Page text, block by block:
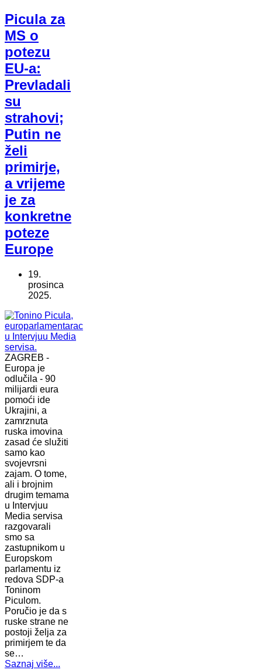
Picula za
MS o
potezu
EU-a:
Prevladali
su
strahovi;
Putin ne
želi
primirje,
a vrijeme
je za
konkretne
poteze
Europe
19.
prosinca
2025.
ZAGREB -
Europa je
odlučila - 90
milijardi eura
pomoći ide
Ukrajini, a
zamrznuta
ruska imovina
zasad će služiti
samo kao
svojevrsni
zajam. O tome,
ali i brojnim
drugim temama
u Intervjuu
Media servisa
razgovarali
smo sa
zastupnikom u
Europskom
parlamentu iz
redova SDP-a
Toninom
Piculom.
Poručio je da s
ruske strane ne
postoji želja za
primirjem te da
se…
Saznaj više...